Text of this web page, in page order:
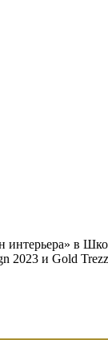
интерьера»
2023 и Gold